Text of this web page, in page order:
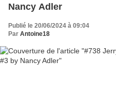
Nancy Adler
Publié le 20/06/2024 à 09:04
Par Antoine18